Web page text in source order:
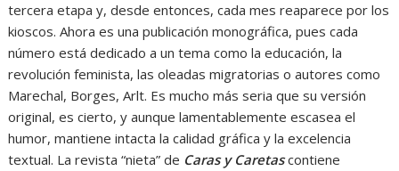
tercera etapa y, desde entonces, cada mes reaparece por los
kioscos. Ahora es una publicación monográfica, pues cada
número está dedicado a un tema como la educación, la
revolución feminista, las oleadas migratorias o autores como
Marechal, Borges, Arlt. Es mucho más seria que su versión
original, es cierto, y aunque lamentablemente escasea el
humor, mantiene intacta la calidad gráfica y la excelencia
textual. La revista “nieta” de Caras y Caretascontiene